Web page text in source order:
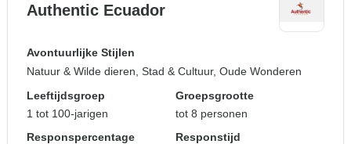
Authentic Ecuador
Avontuurlijke Stijlen
Natuur & Wilde dieren, Stad & Cultuur, Oude Wonderen
Leeftijdsgroep
1 tot 100-jarigen
Groepsgrootte
tot 8 personen
Responspercentage
Responstijd